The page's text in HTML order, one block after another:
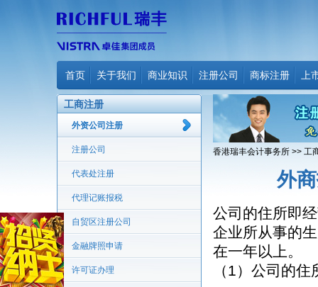
首页 关于我们 商业知识 注册公司 商标注册 上
工商注册
外资公司注册
注册公司
代表处注册
代理记账报税
自贸区注册公司
金融牌照申请
许可证办理
香港瑞丰会计事务所 >> 工
外
公司的住所即
企业所从事的
在一年以上。
（1）公司的